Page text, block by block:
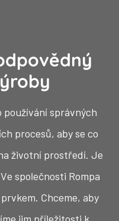
používání správných
procesů, aby se co
životní prostředí. Je
společnosti Rompa
Chceme, aby